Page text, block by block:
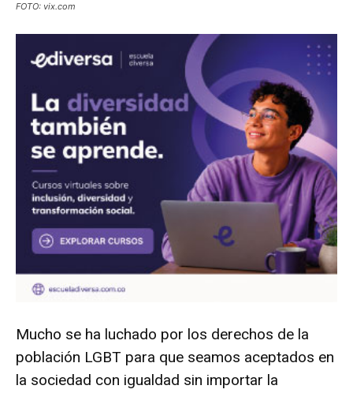
FOTO: vix.com
Mucho se ha luchado por los derechos de la
población LGBT para que seamos aceptados en
la sociedad con igualdad sin importar la